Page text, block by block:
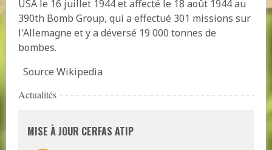
USA le 16 juillet 1944 et affecté le 18 août 1944 au
390th Bomb Group, qui a effectué 301 missions sur
l'Allemagne et y a déversé 19 000 tonnes de
bombes.
Source Wikipedia
Actualités
MISE À JOUR CERFAS ATIP